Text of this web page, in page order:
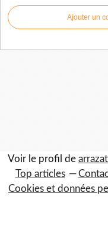
Ajouter un
Voir le profil de
Top articles
Cookies et données